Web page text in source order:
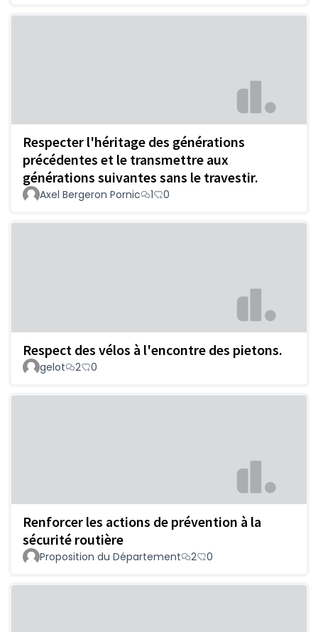
Respecter l'héritage des générations
précédentes et le transmettre aux
générations suivantes sans le travestir.
Axel Bergeron Pornic 1 0
Respect des vélos à l'encontre des pietons.
gelot 2 0
Renforcer les actions de prévention à la
sécurité routière
Proposition du Département 2 0